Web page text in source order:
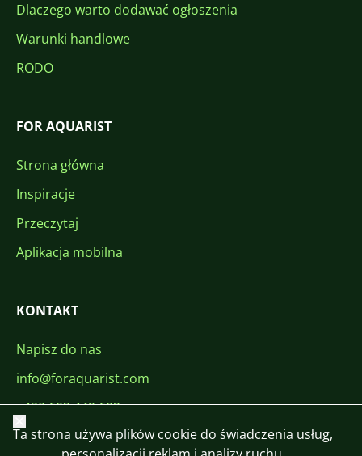
Dlaczego warto dodawać ogłoszenia
Warunki handlowe
RODO
FOR AQUARIST
Strona główna
Inspiracje
Przeczytaj
Aplikacja mobilna
KONTAKT
Napisz do nas
info@foraquarist.com
+420 603 449 602
Zamknij
Ta strona używa plików cookie do świadczenia usług,